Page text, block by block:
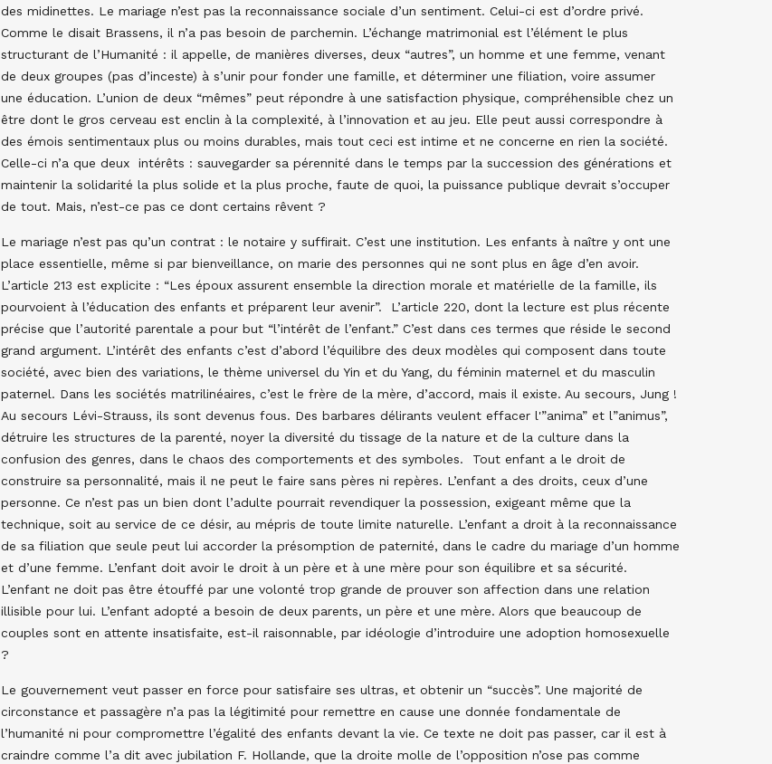
des midinettes. Le mariage n’est pas la reconnaissance sociale d’un sentiment. Celui-ci est d’ordre privé.
Comme le disait Brassens, il n’a pas besoin de parchemin. L’échange matrimonial est l’élément le plus
structurant de l’Humanité : il appelle, de manières diverses, deux “autres”, un homme et une femme, venant
de deux groupes (pas d’inceste) à s’unir pour fonder une famille, et déterminer une filiation, voire assumer
une éducation. L’union de deux “mêmes” peut répondre à une satisfaction physique, compréhensible chez un
être dont le gros cerveau est enclin à la complexité, à l’innovation et au jeu. Elle peut aussi correspondre à
des émois sentimentaux plus ou moins durables, mais tout ceci est intime et ne concerne en rien la société.
Celle-ci n’a que deux intérêts : sauvegarder sa pérennité dans le temps par la succession des générations et
maintenir la solidarité la plus solide et la plus proche, faute de quoi, la puissance publique devrait s’occuper
de tout. Mais, n’est-ce pas ce dont certains rêvent ?
Le mariage n’est pas qu’un contrat : le notaire y suffirait. C’est une institution. Les enfants à naître y ont une
place essentielle, même si par bienveillance, on marie des personnes qui ne sont plus en âge d’en avoir.
L’article 213 est explicite : “Les époux assurent ensemble la direction morale et matérielle de la famille, ils
pourvoient à l’éducation des enfants et préparent leur avenir”. L’article 220, dont la lecture est plus récente
précise que l’autorité parentale a pour but “l’intérêt de l’enfant.” C’est dans ces termes que réside le second
grand argument. L’intérêt des enfants c’est d’abord l’équilibre des deux modèles qui composent dans toute
société, avec bien des variations, le thème universel du Yin et du Yang, du féminin maternel et du masculin
paternel. Dans les sociétés matrilinéaires, c’est le frère de la mère, d’accord, mais il existe. Au secours, Jung !
Au secours Lévi-Strauss, ils sont devenus fous. Des barbares délirants veulent effacer l'”anima” et l”animus”,
détruire les structures de la parenté, noyer la diversité du tissage de la nature et de la culture dans la
confusion des genres, dans le chaos des comportements et des symboles. Tout enfant a le droit de
construire sa personnalité, mais il ne peut le faire sans pères ni repères. L’enfant a des droits, ceux d’une
personne. Ce n’est pas un bien dont l’adulte pourrait revendiquer la possession, exigeant même que la
technique, soit au service de ce désir, au mépris de toute limite naturelle. L’enfant a droit à la reconnaissance
de sa filiation que seule peut lui accorder la présomption de paternité, dans le cadre du mariage d’un homme
et d’une femme. L’enfant doit avoir le droit à un père et à une mère pour son équilibre et sa sécurité.
L’enfant ne doit pas être étouffé par une volonté trop grande de prouver son affection dans une relation
illisible pour lui. L’enfant adopté a besoin de deux parents, un père et une mère. Alors que beaucoup de
couples sont en attente insatisfaite, est-il raisonnable, par idéologie d’introduire une adoption homosexuelle
?
Le gouvernement veut passer en force pour satisfaire ses ultras, et obtenir un “succès”. Une majorité de
circonstance et passagère n’a pas la légitimité pour remettre en cause une donnée fondamentale de
l’humanité ni pour compromettre l’égalité des enfants devant la vie. Ce texte ne doit pas passer, car il est à
craindre comme l’a dit avec jubilation F. Hollande, que la droite molle de l’opposition n’ose pas comme